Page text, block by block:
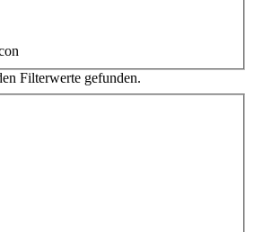
Filterwerte gefunden.